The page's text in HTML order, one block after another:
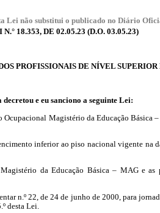
Lei não substitui o publicado no Diário
N.° 18.353, DE 02.05.23 (D.O. 03.05.23)
PROFISSIONAIS DE NÍVEL
e eu sanciono a seguinte Lei:
Magistério da Educação Básica
inferior ao piso nacional vigente
da Educação Básica – MAG e as
n.º 22, de 24 de junho de 2000, para
desta Lei.